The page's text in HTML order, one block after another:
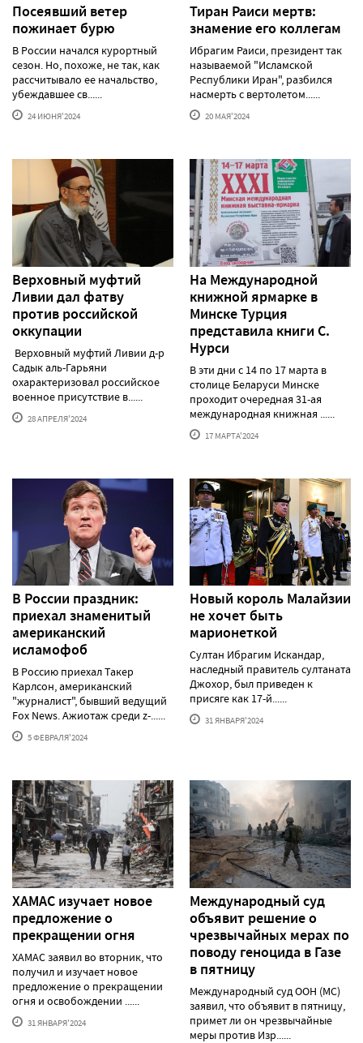
Посеявший ветер
пожинает бурю
В России начался курортный
сезон. Но, похоже, не так, как
рассчитывало ее начальство,
убеждавшее св......
24 ИЮНЯ'2024
Тиран Раиси мертв:
знамение его коллегам
Ибрагим Раиси, президент так
называемой "Исламской
Республики Иран", разбился
насмерть с вертолетом......
20 МАЯ'2024
Верховный муфтий
Ливии дал фатву
против российской
оккупации
Верховный муфтий Ливии д-р
Садык аль-Гарьяни
охарактеризовал российское
военное присутствие в......
28 АПРЕЛЯ'2024
На Международной
книжной ярмарке в
Минске Турция
представила книги С.
Нурси
В эти дни с 14 по 17 марта в
столице Беларуси Минске
проходит очередная 31-ая
международная книжная ......
17 МАРТА'2024
В России праздник:
приехал знаменитый
американский
исламофоб
В Россию приехал Такер
Карлсон, американский
"журналист", бывший ведущий
Fox News. Ажиотаж среди z-......
5 ФЕВРАЛЯ'2024
Новый король Малайзии
не хочет быть
марионеткой
Султан Ибрагим Искандар,
наследный правитель султаната
Джохор, был приведен к
присяге как 17-й......
31 ЯНВАРЯ'2024
ХАМАС изучает новое
предложение о
прекращении огня
ХАМАС заявил во вторник, что
получил и изучает новое
предложение о прекращении
огня и освобождении ......
31 ЯНВАРЯ'2024
Международный суд
объявит решение о
чрезвычайных мерах по
поводу геноцида в Газе
в пятницу
Международный суд ООН (МС)
заявил, что объявит в пятницу,
примет ли он чрезвычайные
меры против Изр......